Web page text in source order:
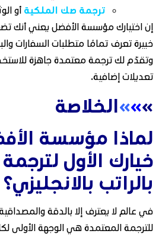
ترجمة صك الملكية أو
إن اختيارك مؤسسة الأفضل يعني أنك
خبيرة تعرف تمامًا متطلبات السفارات
وتقدّم لك ترجمة معتمدة جاهزة
تعديلات إضافية.
»
»
»الخلاصة
لماذا مؤسسة
خيارك الأول
بالراتب بالانجليزي؟
في عالم لا يعترف إلا بالدقة
للترجمة المعتمدة هي الوجهة الأولى